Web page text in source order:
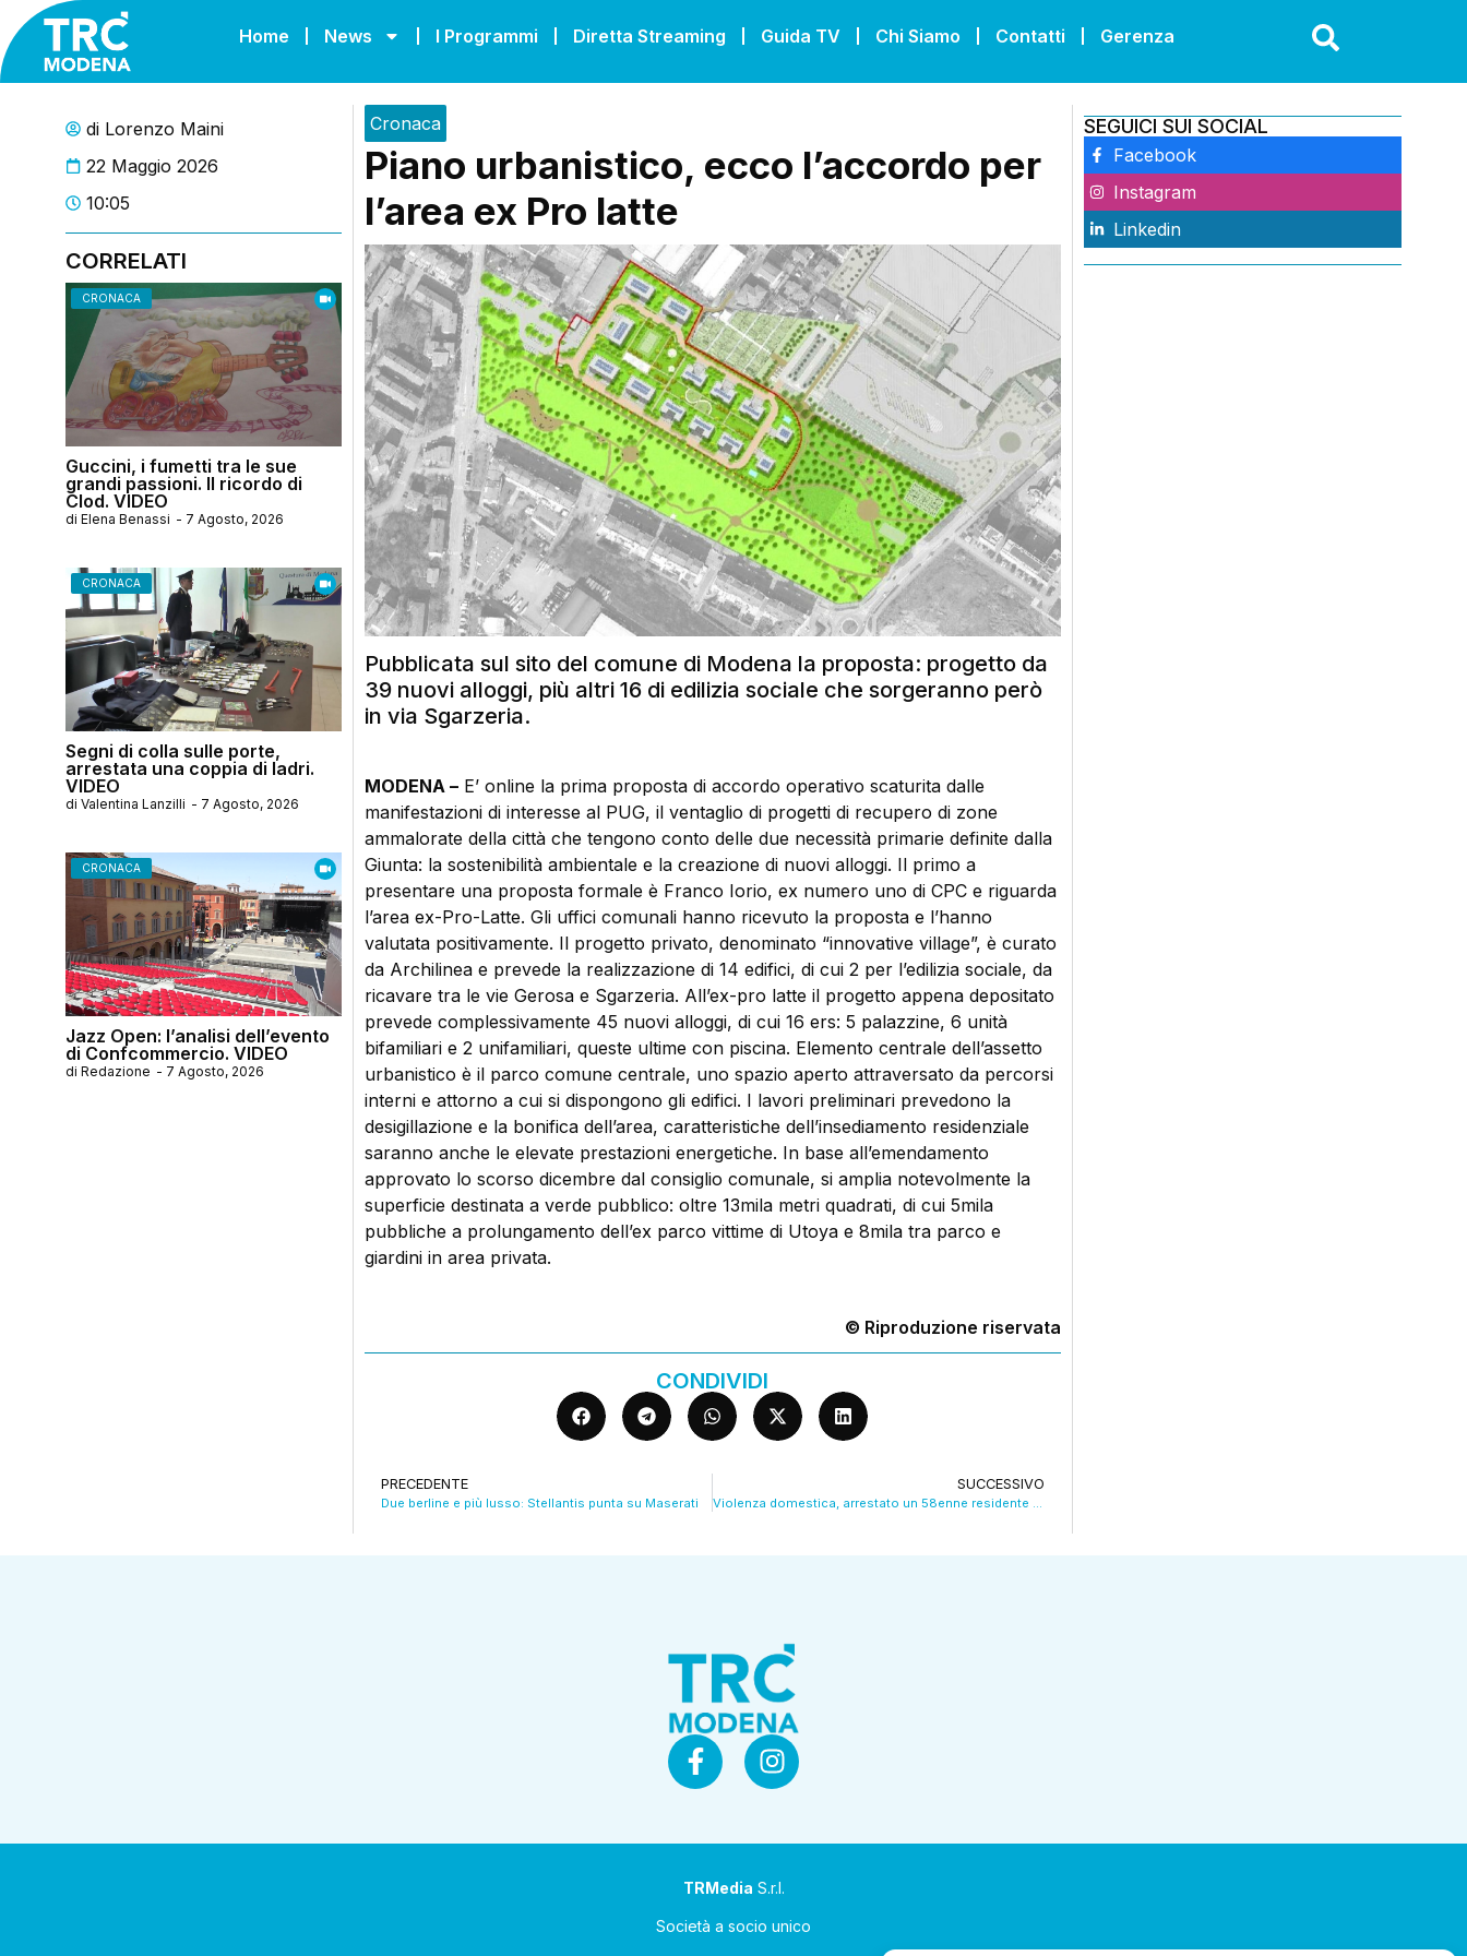
Home News I Programmi Diretta Streaming Guida TV Chi Siamo Contatti Gerenza
di Lorenzo Maini
22 Maggio 2026
10:05
CORRELATI
CRONACA
Guccini, i fumetti tra le sue
grandi passioni. Il ricordo di
Clod. VIDEO
di Elena Benassi - 7 Agosto, 2026
CRONACA
Segni di colla sulle porte,
arrestata una coppia di ladri.
VIDEO
di Valentina Lanzilli - 7 Agosto, 2026
CRONACA
Jazz Open: l’analisi dell’evento
di Confcommercio. VIDEO
di Redazione - 7 Agosto, 2026
Cronaca
Piano urbanistico, ecco l’accordo per
l’area ex Pro latte
Pubblicata sul sito del comune di Modena la proposta: progetto da
39 nuovi alloggi, più altri 16 di edilizia sociale che sorgeranno però
in via Sgarzeria.
MODENA –E’ online la prima proposta di accordo operativo scaturita dalle
manifestazioni di interesse al PUG, il ventaglio di progetti di recupero di zone
ammalorate della città che tengono conto delle due necessità primarie definite dalla
Giunta: la sostenibilità ambientale e la creazione di nuovi alloggi. Il primo a
presentare una proposta formale è Franco Iorio, ex numero uno di CPC e riguarda
l’area ex-Pro-Latte. Gli uffici comunali hanno ricevuto la proposta e l’hanno
valutata positivamente. Il progetto privato, denominato “innovative village”, è curato
da Archilinea e prevede la realizzazione di 14 edifici, di cui 2 per l’edilizia sociale, da
ricavare tra le vie Gerosa e Sgarzeria. All’ex-pro latte il progetto appena depositato
prevede complessivamente 45 nuovi alloggi, di cui 16 ers: 5 palazzine, 6 unità
bifamiliari e 2 unifamiliari, queste ultime con piscina. Elemento centrale dell’assetto
urbanistico è il parco comune centrale, uno spazio aperto attraversato da percorsi
interni e attorno a cui si dispongono gli edifici. I lavori preliminari prevedono la
desigillazione e la bonifica dell’area, caratteristiche dell’insediamento residenziale
saranno anche le elevate prestazioni energetiche. In base all’emendamento
approvato lo scorso dicembre dal consiglio comunale, si amplia notevolmente la
superficie destinata a verde pubblico: oltre 13mila metri quadrati, di cui 5mila
pubbliche a prolungamento dell’ex parco vittime di Utoya e 8mila tra parco e
giardini in area privata.
© Riproduzione riservata
CONDIVIDI
PRECEDENTE
Due berline e più lusso: Stellantis punta su Maserati
SUCCESSIVO
Violenza domestica, arrestato un 58enne residente nel reggiano
SEGUICI SUI SOCIAL
Facebook
Instagram
Linkedin
TRMedia S.r.l.
Società a socio unico